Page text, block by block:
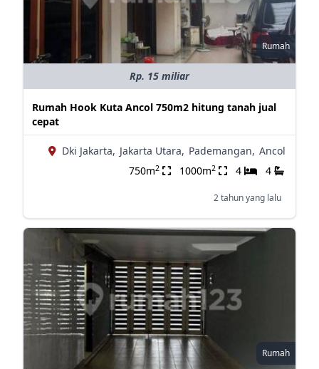
Rumah
Rp. 15 miliar
Rumah Hook Kuta Ancol 750m2 hitung tanah jual
cepat
Dki Jakarta, Jakarta Utara, Pademangan, Ancol
750m2 1000m2 4 4
2 tahun yang lalu
Rumah